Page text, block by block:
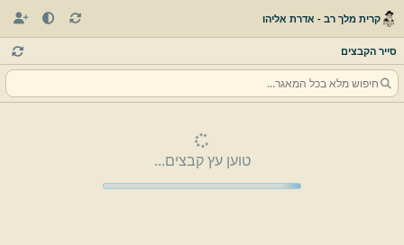
קרית מלך רב - אדרת אליהו
סייר הקבצים
טוען עץ קבצים...